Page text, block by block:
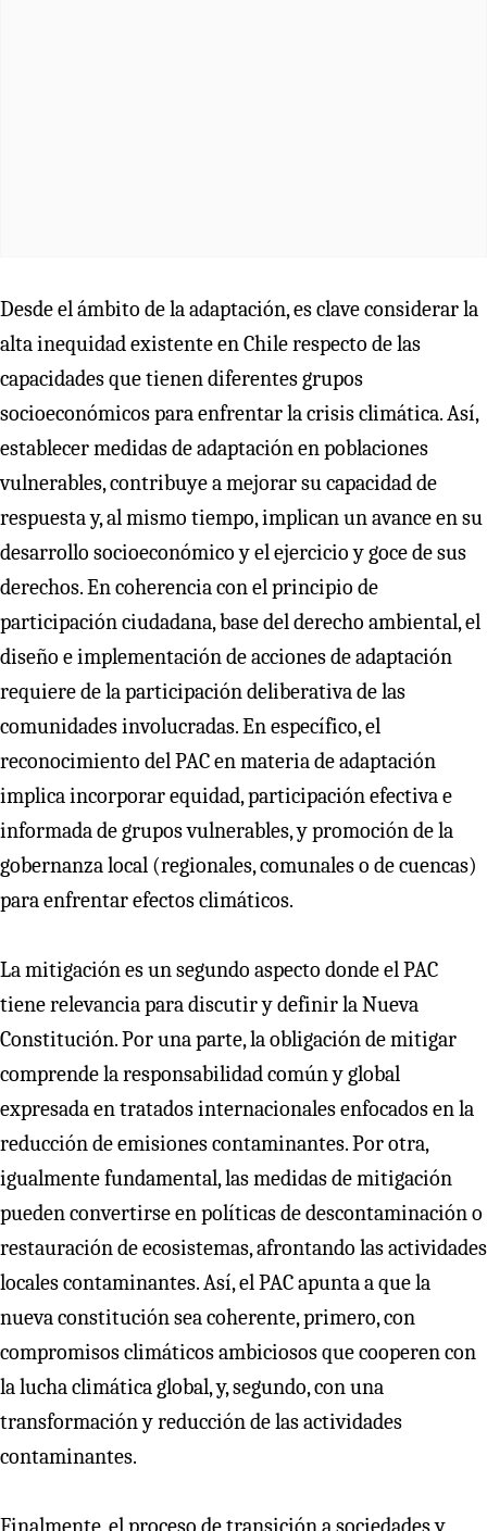
Desde el ámbito de la adaptación, es clave considerar la
alta inequidad existente en Chile respecto de las
capacidades que tienen diferentes grupos
socioeconómicos para enfrentar la crisis climática. Así,
establecer medidas de adaptación en poblaciones
vulnerables, contribuye a mejorar su capacidad de
respuesta y, al mismo tiempo, implican un avance en su
desarrollo socioeconómico y el ejercicio y goce de sus
derechos. En coherencia con el principio de
participación ciudadana, base del derecho ambiental, el
diseño e implementación de acciones de adaptación
requiere de la participación deliberativa de las
comunidades involucradas. En específico, el
reconocimiento del PAC en materia de adaptación
implica incorporar equidad, participación efectiva e
informada de grupos vulnerables, y promoción de la
gobernanza local (regionales, comunales o de cuencas)
para enfrentar efectos climáticos.
La mitigación es un segundo aspecto donde el PAC
tiene relevancia para discutir y definir la Nueva
Constitución. Por una parte, la obligación de mitigar
comprende la responsabilidad común y global
expresada en tratados internacionales enfocados en la
reducción de emisiones contaminantes. Por otra,
igualmente fundamental, las medidas de mitigación
pueden convertirse en políticas de descontaminación o
restauración de ecosistemas, afrontando las actividades
locales contaminantes. Así, el PAC apunta a que la
nueva constitución sea coherente, primero, con
compromisos climáticos ambiciosos que cooperen con
la lucha climática global, y, segundo, con una
transformación y reducción de las actividades
contaminantes.
Finalmente, el proceso de transición a sociedades y